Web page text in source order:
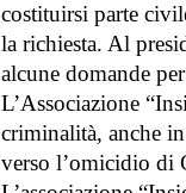
costituirsi parte
la richiesta. Al
alcune domande
L’Associazione
criminalità, anche
verso l’omicidio di